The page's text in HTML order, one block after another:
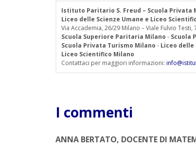
Istituto Paritario S. Freud – Scuola
Liceo delle Scienze Umane e Liceo
Via Accademia, 26/29 Milano – Viale Fulvio Testi,
Scuola Superiore Paritaria Milano - Scuola
Scuola Privata Turismo Milano - Liceo delle
Liceo Scientifico Milano
Contattaci per maggiori informazioni:
I commenti
ANNA BERTATO, DOCENTE DI